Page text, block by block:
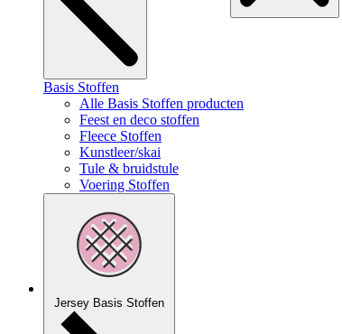
Basis Stoffen
Alle Basis Stoffen producten
Feest en deco stoffen
Fleece Stoffen
Kunstleer/skai
Tule & bruidstule
Voering Stoffen
Jersey Basis Stoffen